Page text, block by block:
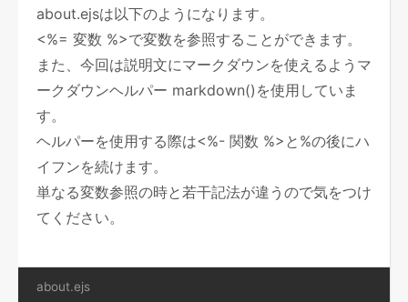
about.ejsは以下のようになります。
<%= 変数 %>で変数を参照することができます。
また、今回は説明文にマークダウンを使えるようマ
ークダウンヘルパー markdown()を使用していま
す。
ヘルパーを使用する際は<%- 関数 %>と%の後にハ
イフンを続けます。
単なる変数参照の時と若干記法が違うので気をつけ
てください。
about.ejs